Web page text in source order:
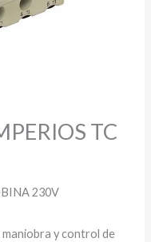
TC
230V
y control de